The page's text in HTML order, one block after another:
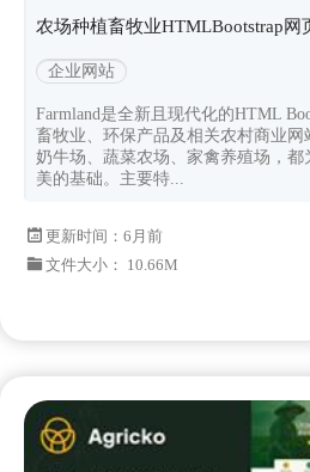
农场种植畜牧业HTMLBootstrap网
企业网站
Farmland是全新且现代化的HTML
畜牧业、环保产品及相关农村商业
奶牛场、蔬菜农场、家禽养殖场，
美的基础。主要特...
更新时间： 6月前
文件大小： 10.66M